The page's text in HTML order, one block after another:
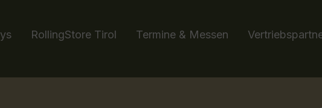
RollingStore Tirol Termine & Messen